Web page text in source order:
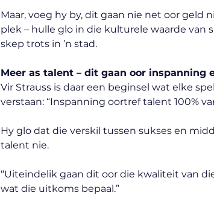
Maar, voeg hy by, dit gaan nie net oor geld
plek – hulle glo in die kulturele waarde van
skep trots in ’n stad.
Meer as talent – dit gaan oor inspanning
Vir Strauss is daar een beginsel wat elke
verstaan: “Inspanning oortref talent 100%
Hy glo dat die verskil tussen sukses en
talent nie.
“Uiteindelik gaan dit oor die kwaliteit van
wat die uitkoms bepaal.”